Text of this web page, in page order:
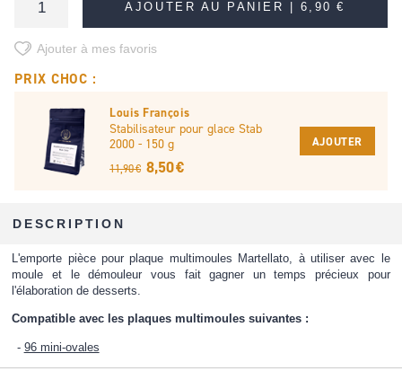
AJOUTER AU PANIER | 6,90 €
Ajouter à mes favoris
PRIX CHOC :
Louis François
Stabilisateur pour glace Stab
2000 - 150 g
11,90 € 8,50 €
AJOUTER
DESCRIPTION
L'emporte pièce pour plaque multimoules Martellato, à utiliser avec le
moule et le démouleur vous fait gagner un temps précieux pour
l'élaboration de desserts.
Compatible avec les plaques multimoules suivantes :
96 mini-ovales